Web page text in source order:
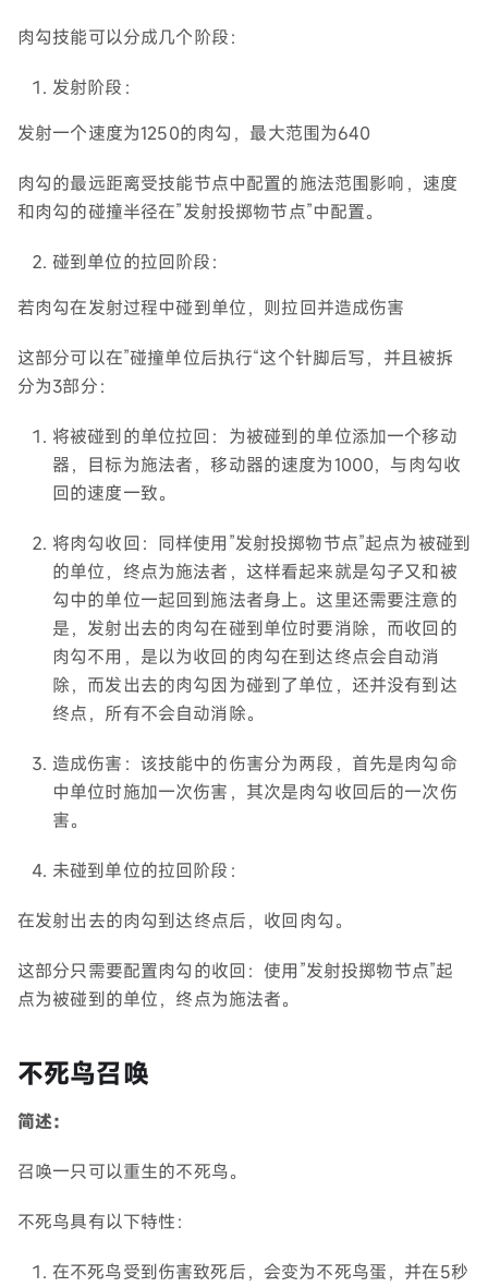
肉勾技能可以分成几个阶段：
发射阶段：
发射一个速度为1250的肉勾，最大范围为640
肉勾的最远距离受技能节点中配置的施法范围影响，速度
和肉勾的碰撞半径在”发射投掷物节点”中配置。
碰到单位的拉回阶段：
若肉勾在发射过程中碰到单位，则拉回并造成伤害
这部分可以在”碰撞单位后执行“这个针脚后写，并且被拆
分为3部分：
将被碰到的单位拉回：为被碰到的单位添加一个移动
器，目标为施法者，移动器的速度为1000，与肉勾收
回的速度一致。
将肉勾收回：同样使用”发射投掷物节点”起点为被碰到
的单位，终点为施法者，这样看起来就是勾子又和被
勾中的单位一起回到施法者身上。这里还需要注意的
是，发射出去的肉勾在碰到单位时要消除，而收回的
肉勾不用，是以为收回的肉勾在到达终点会自动消
除，而发出去的肉勾因为碰到了单位，还并没有到达
终点，所有不会自动消除。
造成伤害：该技能中的伤害分为两段，首先是肉勾命
中单位时施加一次伤害，其次是肉勾收回后的一次伤
害。
未碰到单位的拉回阶段：
在发射出去的肉勾到达终点后，收回肉勾。
这部分只需要配置肉勾的收回：使用”发射投掷物节点”起
点为被碰到的单位，终点为施法者。
不死鸟召唤
简述：
召唤一只可以重生的不死鸟。
不死鸟具有以下特性：
在不死鸟受到伤害致死后，会变为不死鸟蛋，并在5秒